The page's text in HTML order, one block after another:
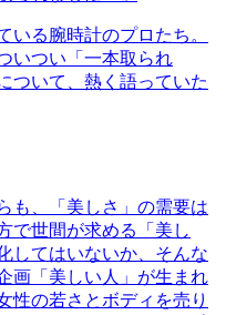
いる腕時計のプロたち。
いつい「一本取られ
ついて、熱く語っていた
も、「美しさ」の需要は
で世間が求める「美し
してはいないか、そんな
画「美しい人」が生まれ
性の若さとボディを売り